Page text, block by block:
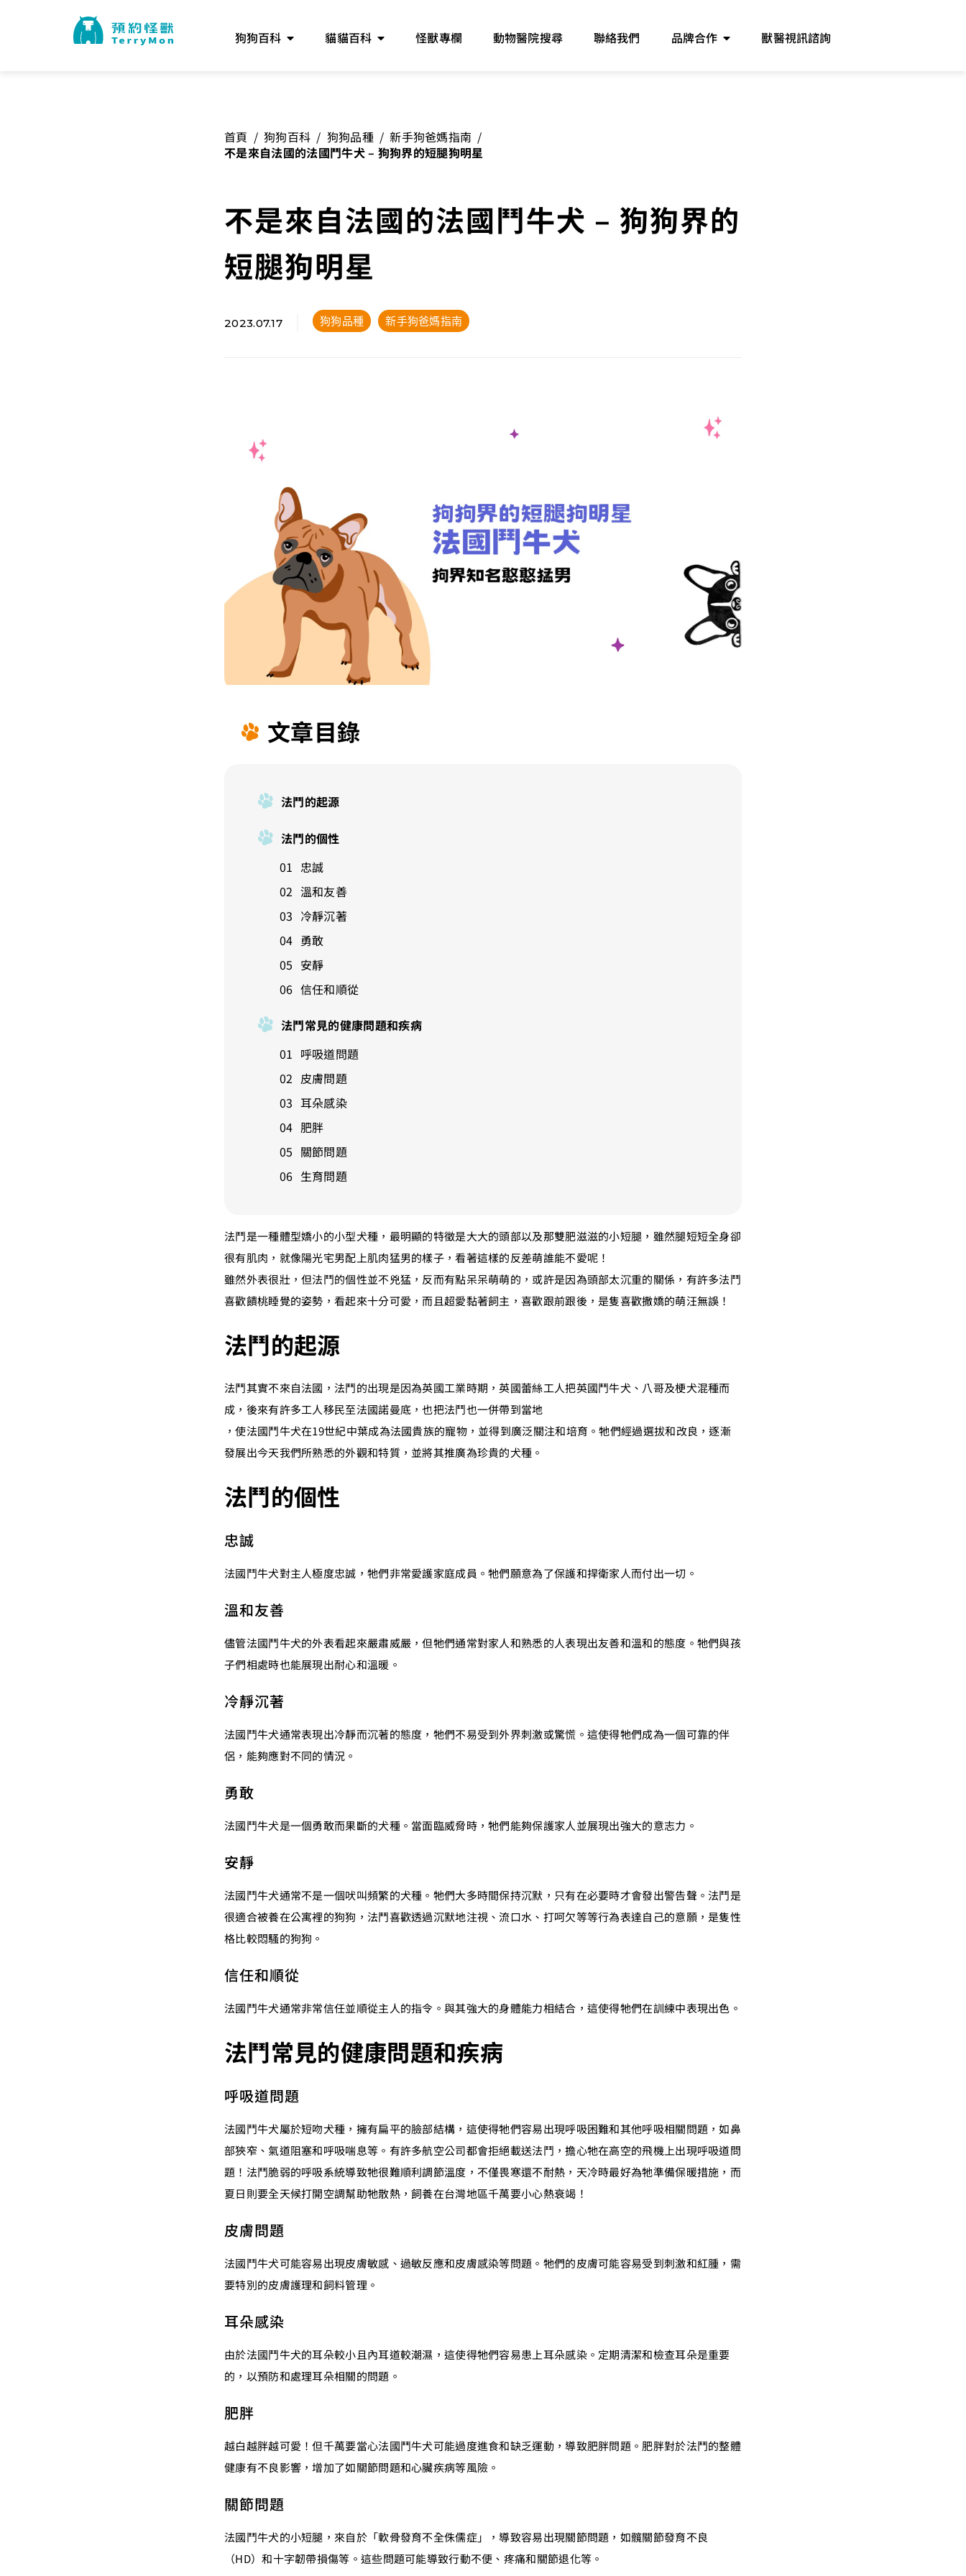
狗狗百科 貓貓百科 怪獸專欄 動物醫院搜尋 聯絡我們 品牌合作 獸醫視訊諮詢
首頁 / 狗狗百科 / 狗狗品種 / 新手狗爸媽指南 /
不是來自法國的法國鬥牛犬 – 狗狗界的短腿狗明星
不是來自法國的法國鬥牛犬 – 狗狗界的
短腿狗明星
2023.07.17 狗狗品種 新手狗爸媽指南
文章目錄
法鬥的起源
法鬥的個性
忠誠
溫和友善
冷靜沉著
勇敢
安靜
信任和順從
法鬥常見的健康問題和疾病
呼吸道問題
皮膚問題
耳朵感染
肥胖
關節問題
生育問題
法鬥是一種體型嬌小的小型犬種，最明顯的特徵是大大的頭部以及那雙肥滋滋的小短腿，雖然腿短短全身卻
很有肌肉，就像陽光宅男配上肌肉猛男的樣子，看著這樣的反差萌誰能不愛呢！
雖然外表很壯，但法鬥的個性並不兇猛，反而有點呆呆萌萌的，或許是因為頭部太沉重的關係，有許多法鬥
喜歡饋桃睡覺的姿勢，看起來十分可愛，而且超愛黏著飼主，喜歡跟前跟後，是隻喜歡撒嬌的萌汪無誤！
法鬥的起源
法鬥其實不來自法國，法鬥的出現是因為英國工業時期，英國蕾絲工人把英國鬥牛犬、八哥及梗犬混種而
成，後來有許多工人移民至法國諾曼底，也把法鬥也一併帶到當地
，使法國鬥牛犬在19世紀中葉成為法國貴族的寵物，並得到廣泛關注和培育。牠們經過選拔和改良，逐漸
發展出今天我們所熟悉的外觀和特質，並將其推廣為珍貴的犬種。
法鬥的個性
忠誠
法國鬥牛犬對主人極度忠誠，牠們非常愛護家庭成員。牠們願意為了保護和捍衛家人而付出一切。
溫和友善
儘管法國鬥牛犬的外表看起來嚴肅威嚴，但牠們通常對家人和熟悉的人表現出友善和溫和的態度。牠們與孩
子們相處時也能展現出耐心和溫暖。
冷靜沉著
法國鬥牛犬通常表現出冷靜而沉著的態度，牠們不易受到外界刺激或驚慌。這使得牠們成為一個可靠的伴
侶，能夠應對不同的情況。
勇敢
法國鬥牛犬是一個勇敢而果斷的犬種。當面臨威脅時，牠們能夠保護家人並展現出強大的意志力。
安靜
法國鬥牛犬通常不是一個吠叫頻繁的犬種。牠們大多時間保持沉默，只有在必要時才會發出警告聲。法鬥是
很適合被養在公寓裡的狗狗，法鬥喜歡透過沉默地注視、流口水、打呵欠等等行為表達自己的意願，是隻性
格比較悶騷的狗狗。
信任和順從
法國鬥牛犬通常非常信任並順從主人的指令。與其強大的身體能力相結合，這使得牠們在訓練中表現出色。
法鬥常見的健康問題和疾病
呼吸道問題
法國鬥牛犬屬於短吻犬種，擁有扁平的臉部結構，這使得牠們容易出現呼吸困難和其他呼吸相關問題，如鼻
部狹窄、氣道阻塞和呼吸喘息等。有許多航空公司都會拒絕載送法鬥，擔心牠在高空的飛機上出現呼吸道問
題！法鬥脆弱的呼吸系統導致牠很難順利調節溫度，不僅畏寒還不耐熱，天冷時最好為牠準備保暖措施，而
夏日則要全天候打開空調幫助牠散熱，飼養在台灣地區千萬要小心熱衰竭！
皮膚問題
法國鬥牛犬可能容易出現皮膚敏感、過敏反應和皮膚感染等問題。牠們的皮膚可能容易受到刺激和紅腫，需
要特別的皮膚護理和飼料管理。
耳朵感染
由於法國鬥牛犬的耳朵較小且內耳道較潮濕，這使得牠們容易患上耳朵感染。定期清潔和檢查耳朵是重要
的，以預防和處理耳朵相關的問題。
肥胖
越白越胖越可愛！但千萬要當心法國鬥牛犬可能過度進食和缺乏運動，導致肥胖問題。肥胖對於法鬥的整體
健康有不良影響，增加了如關節問題和心臟疾病等風險。
關節問題
法國鬥牛犬的小短腿，來自於「軟骨發育不全侏儒症」，導致容易出現關節問題，如髖關節發育不良
（HD）和十字韌帶損傷等。這些問題可能導致行動不便、疼痛和關節退化等。